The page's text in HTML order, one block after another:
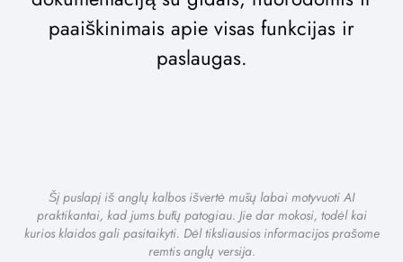
paaiškinimais apie visas funkcijas ir
paslaugas.
Šį puslapį iš anglų kalbos išvertė mūsų labai motyvuoti AI
praktikantai, kad jums būtų patogiau. Jie dar mokosi, todėl kai
kurios klaidos gali pasitaikyti. Dėl tiksliausios informacijos prašome
remtis anglų versija.